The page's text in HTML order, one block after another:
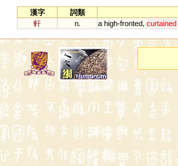
漢字
詞類
軒
n. a high-fronted, curtained